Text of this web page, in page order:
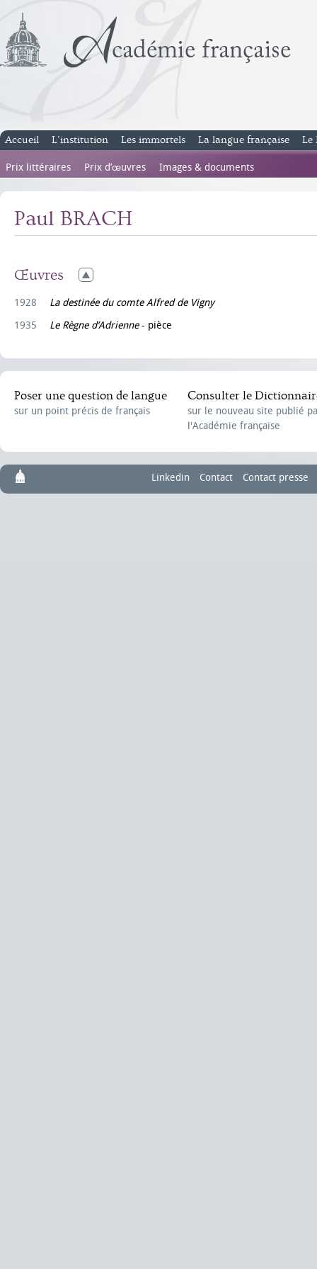
Accueil L’institution Les immortels La langue française Le
Prix littéraires Prix d’œuvres Images & documents
Paul BRACH
Œuvres
1928
La destinée du comte Alfred de Vigny
1935
Le Règne d’Adrienne- pièce
Poser une question de langue
sur un point précis de français
Consulter le
sur le nouveau site publié
l'Académie française
Linkedin Contact Contact presse